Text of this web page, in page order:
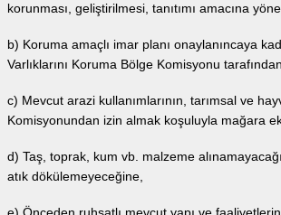
korunması, geliştirilmesi, tanıtımı amacına
b) Koruma amaçlı imar planı onaylanıncaya
Varlıklarını Koruma Bölge Komisyonu
c) Mevcut arazi kullanımlarının, tarımsal ve
Komisyonundan izin almak koşuluyla mağara
d) Taş, toprak, kum vb. malzeme
atık dökülemeyeceğine,